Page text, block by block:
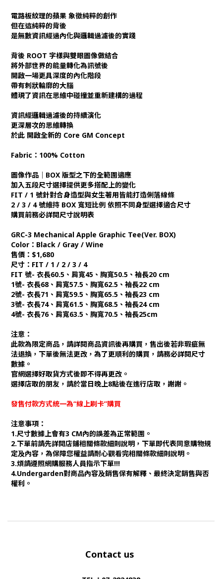
電路板紋理的蘋果 象徵純粹的創作
但在這純粹的背後
是無數資訊經過內化與邏輯過濾後的實踐
背後 ROOT 字樣與雙眼圖像做結合
將外部世界的能量轉化為訊號後
開啟一場更具深度的內化階段
帶有刺狀輪廓的大腦
體現了資訊在思維中碰撞並重新建構的過程
資訊經邏輯過濾後的持續演化
更深層次的思維轉換
於此 開啟全新的 Core GM Concept
Fabric：100% Cotton
圖像作品｜BOX 版型之下的全範圍適應
加入五段尺寸選擇提供更多搭配上的變化
FIT / 1 號針對合身造型與女生著用皆能打造俐落線條
2 / 3 / 4 號維持 BOX 寬短比例 依照不同身型選擇適合尺寸
購買前務必詳閱尺寸說明表
GRC-3 Mechanical Apple Graphic Tee(Ver. BOX)
Color：Black / Gray / Wine
售價：$1,680
尺寸：FIT / 1 / 2 / 3 / 4
FIT 號- 衣長60.5、肩寬45、胸寬50.5、袖長20 cm
1號- 衣長68、肩寬57.5、胸寬62.5、袖長22 cm
2號- 衣長71、肩寬59.5、胸寬65.5、袖長23 cm
3號- 衣長74、肩寬61.5、胸寬68.5、袖長24 cm
4號- 衣長76、肩寬63.5、胸寬70.5、袖長25cm
注意：
此款為限定商品，請詳閱商品資訊後再購買，售出後若非瑕疵無
法退換，下單後無法更改，為了更順利的購買，請務必詳閱尺寸
數據。
官網選擇好取貨方式後即不得再更改。
選擇店取的朋友，請於當日晚上8點後在進行店取，謝謝。
發售付款方式統一為“線上刷卡”購買
注意事項：
1.尺寸數據上會有3 CM內的誤差為正常範圍。
2.下單前請先詳閱店鋪相關條款細則說明，下單即代表同意購物規
定及內容，為保障您權益請耐心觀看完相關條款細則說明。
3.煩請遵照網購服務人員指示下單!!!
4.Undergarden對商品內容及銷售保有解釋、最終決定銷售與否
權利。
Contact us